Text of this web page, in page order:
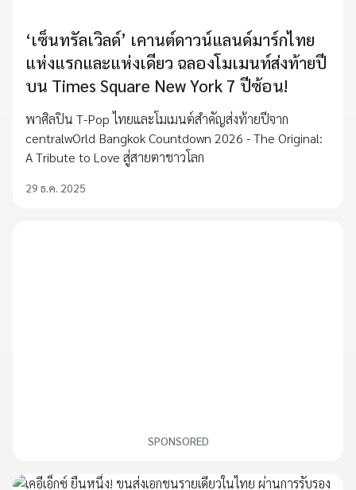
‘เซ็นทรัลเวิลด์’ เคานต์ดาวน์แลนด์มาร์กไทย
แห่งแรกและแห่งเดียว ฉลองโมเมนท์ส่งท้ายปี
บน Times Square New York 7 ปีซ้อน!
พาศิลปิน T-Pop ไทยและโมเมนต์สำคัญส่งท้ายปีจาก
centralwOrld Bangkok Countdown 2026 - The Original:
A Tribute to Love สู่สายตาชาวโลก
29 ธ.ค. 2025
SPONSORED